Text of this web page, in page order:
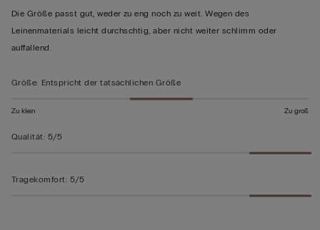
von
5
bewertet
Die Größe passt gut, weder zu eng noch zu weit. Wegen des
Leinenmaterials leicht durchschtig, aber nicht weiter schlimm oder
auffallend.
Größe: Entspricht der tatsächlichen Größe
Zu klein Zu groß
Qualität: 5/5
Tragekomfort: 5/5